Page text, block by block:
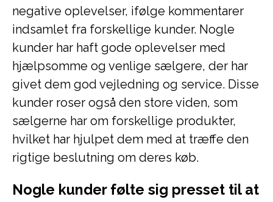
negative oplevelser, ifølge kommentarer
indsamlet fra forskellige kunder. Nogle
kunder har haft gode oplevelser med
hjælpsomme og venlige sælgere, der har
givet dem god vejledning og service. Disse
kunder roser også den store viden, som
sælgerne har om forskellige produkter,
hvilket har hjulpet dem med at træffe den
rigtige beslutning om deres køb.
Nogle kunder følte sig presset til at